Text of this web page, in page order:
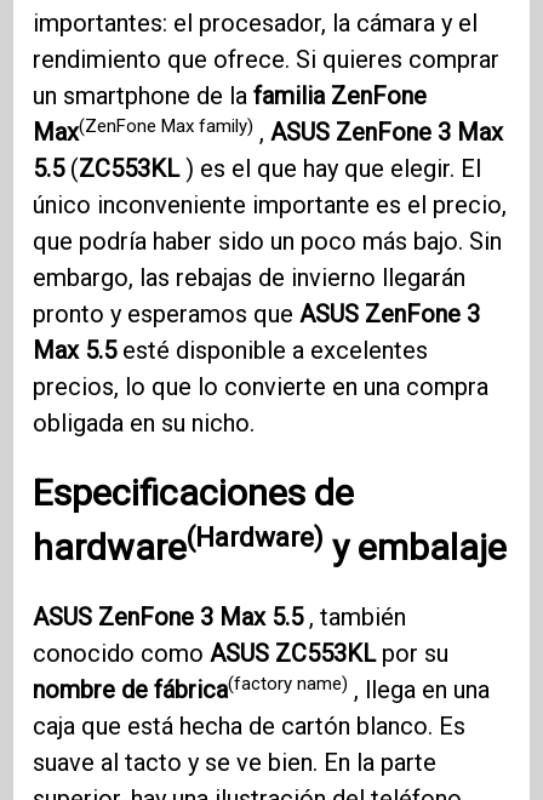
importantes: el procesador, la cámara y el
rendimiento que ofrece. Si quieres comprar
un smartphone de lafamilia ZenFone
Max(ZenFone Max family) ,ASUS ZenFone 3 Max
5.5(ZC553KL) es el que hay que elegir. El
único inconveniente importante es el precio,
que podría haber sido un poco más bajo. Sin
embargo, las rebajas de invierno llegarán
pronto y esperamos queASUS ZenFone 3
Max 5.5esté disponible a excelentes
precios, lo que lo convierte en una compra
obligada en su nicho.
Especificaciones de
hardware(Hardware) y embalaje
ASUS ZenFone 3 Max 5.5, también
conocido comoASUS ZC553KLpor su
nombre de fábrica(factory name) , llega en una
caja que está hecha de cartón blanco. Es
suave al tacto y se ve bien. En la parte